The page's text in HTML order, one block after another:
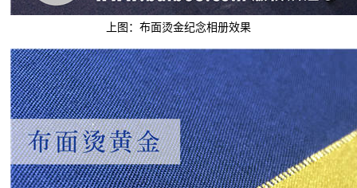
上图：布面烫金纪念相册效果